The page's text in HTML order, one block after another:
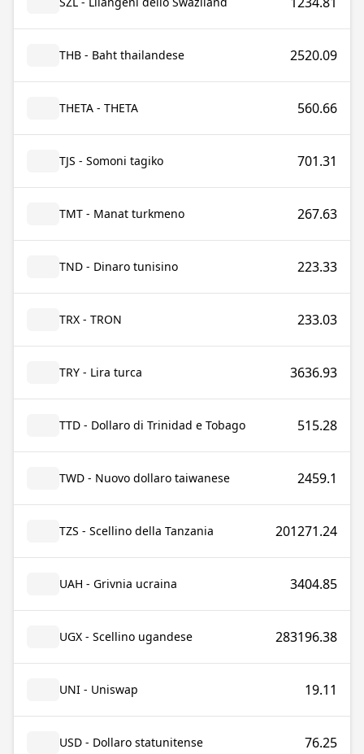
THB - Baht thailandese 2520.09
THETA - THETA 560.66
TJS - Somoni tagiko 701.31
TMT - Manat turkmeno 267.63
TND - Dinaro tunisino 223.33
TRX - TRON 233.03
TRY - Lira turca 3636.93
TTD - Dollaro di Trinidad e Tobago 515.28
TWD - Nuovo dollaro taiwanese 2459.1
TZS - Scellino della Tanzania 201271.24
UAH - Grivnia ucraina 3404.85
UGX - Scellino ugandese 283196.38
UNI - Uniswap 19.11
USD - Dollaro statunitense 76.25